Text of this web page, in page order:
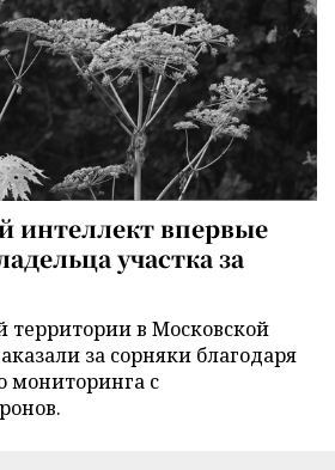
интеллект впервые
участка за
территории в Московской
за сорняки благодаря
мониторинга с